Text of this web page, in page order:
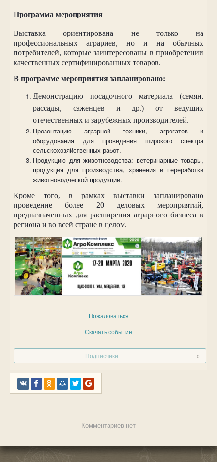
Программа мероприятия
Выставка ориентирована не только на
профессиональных аграриев, но и на обычных
потребителей, которые заинтересованы в приобретении
качественных сертифицированных товаров.
В программе мероприятия запланировано:
Демонстрацию посадочного материала (семян,
рассады, саженцев и др.) от ведущих
отечественных и зарубежных производителей.
Презентацию аграрной техники, агрегатов и
оборудования для проведения широкого спектра
сельскохозяйственных работ.
Продукцию для животноводства: ветеринарные товары,
продукция для производства, хранения и переработки
животноводческой продукции.
Кроме того, в рамках выставки запланировано
проведение более 20 деловых мероприятий,
предназначенных для расширения аграрного бизнеса в
региона и во всей стране в целом.
Пожаловаться
Скачать событие
Подписчики 0
Комментариев нет